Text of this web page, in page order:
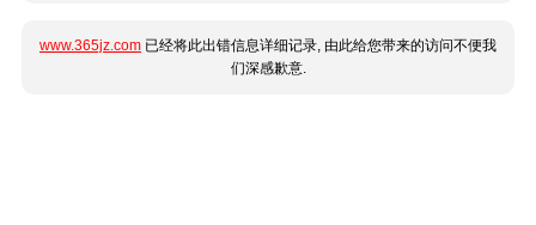
www.365jz.com 已经将此出错信息详细记录, 由此给您带来的访问不便我
们深感歉意.